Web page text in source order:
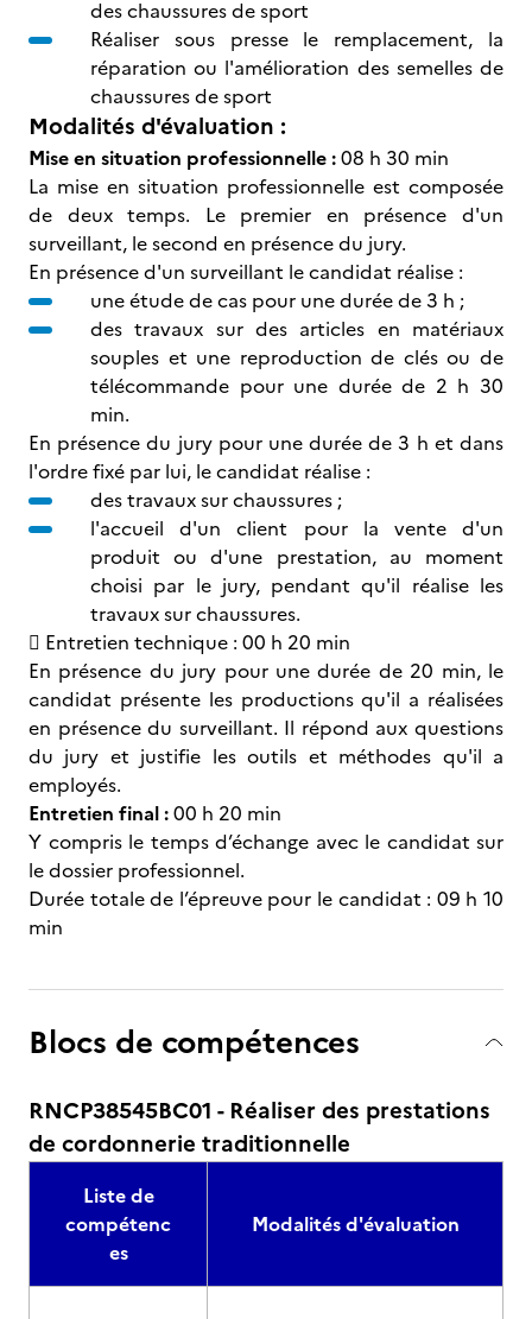
des chaussures de sport
Réaliser sous presse le remplacement, la
réparation ou l'amélioration des semelles de
chaussures de sport
Modalités d'évaluation :
Mise en situation professionnelle :08 h 30 min
La mise en situation professionnelle est composée
de deux temps. Le premier en présence d'un
surveillant, le second en présence du jury.
En présence d'un surveillant le candidat réalise :
une étude de cas pour une durée de 3 h ;
des travaux sur des articles en matériaux
souples et une reproduction de clés ou de
télécommande pour une durée de 2 h 30
min.
En présence du jury pour une durée de 3 h et dans
l'ordre fixé par lui, le candidat réalise :
des travaux sur chaussures ;
l'accueil d'un client pour la vente d'un
produit ou d'une prestation, au moment
choisi par le jury, pendant qu'il réalise les
travaux sur chaussures.
 Entretien technique : 00 h 20 min
En présence du jury pour une durée de 20 min, le
candidat présente les productions qu'il a réalisées
en présence du surveillant. Il répond aux questions
du jury et justifie les outils et méthodes qu'il a
employés.
Entretien final :00 h 20 min
Y compris le temps d’échange avec le candidat sur
le dossier professionnel.
Durée totale de l’épreuve pour le candidat : 09 h 10
min
Blocs de compétences
RNCP38545BC01 - Réaliser des prestations
de cordonnerie traditionnelle
Liste de
compétenc
es
Modalités d'évaluation